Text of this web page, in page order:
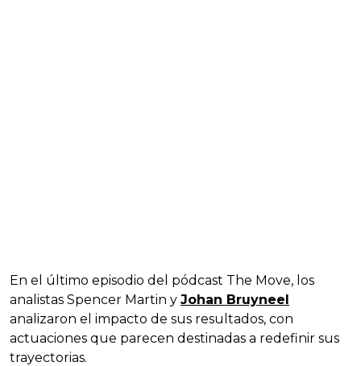
En el último episodio del pódcast The Move, los
analistas Spencer Martin y Johan Bruyneel
analizaron el impacto de sus resultados, con
actuaciones que parecen destinadas a redefinir sus
trayectorias.